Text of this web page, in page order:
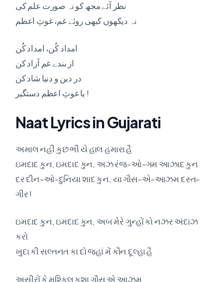
نظر آئے مجھ کو نہ صورت علم کی
نہ دیکھوں کبھی روئے غم، غوثِ اعظم
امداد کُن، امداد کُن
از بندے غم آزاد کن
در دین و دنیا شاد کن
یا غوثِ اعظم دستگیر !
Naat Lyrics in Gujarati
અમાલ નહીં કુછ ભી યે હાલ હમારા હૈ
ઇમદાદ કુન, ઇમદાદ કુન, અઝ રંજ-ઓ-ગમ આઝાદ કુન
દર દીન-ઓ-દુનિયા શાદ કુન, યા ગૌસ-એ-આઝમ દસ્ત-
ગીર !
ઇમદાદ કુન, ઇમદાદ કુન, અબ મેરે ગુન્હોં કો નઝર અંદાઝ
કરો
ખુદા કી સલ્તનત કા દો જહાં મેં કૌન દૂલ્હા હૈ
અસીરોં કે મુશ્કિલ કુશા ગૌસ એ આઝમ